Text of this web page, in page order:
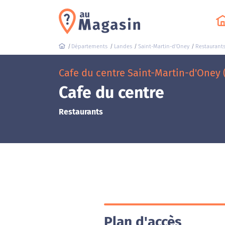
Départements Landes Saint-Martin-d'Oney Restaurants
Cafe du centre Saint-Martin-d'Oney
Cafe du centre
Restaurants